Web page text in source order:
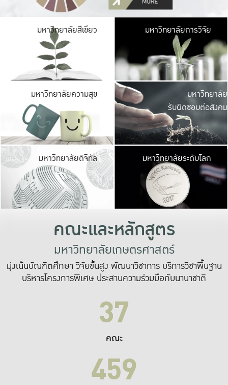
มหาวิทยาลัยสีเขียว มหาวิ
มีพื้นที่เขียวสดใส
เป็นป่าในเมือง เกษต
มหาวิทยาลัยการวิจัย
มหาวิทยาลัยความสุข มหาวิ
ค
เปิดประ
และพบเรื่องราวใ
มหาวิทยาลัย
รับผิดชอบต่อสังคม
มหาวิทยาลัยดิจิทัล มหาวิ
เปลี่ยนแปลง แล
เพื่อทำง
ระบบสารสนเทศ
มหาวิทยาลัยระดับโลก
คณะและหลักสูตร
มหาวิทยาลัยเกษตรศาสตร์
มุ่งเน้นบัณฑิตศึกษา วิจัยขั้นสูง พัฒนาวิชาการ บริการวิชาพื้นฐาน
บริหารโครงการพิเศษ ประสานความร่วมมือกับนานาชาติ
37
คณะ
459